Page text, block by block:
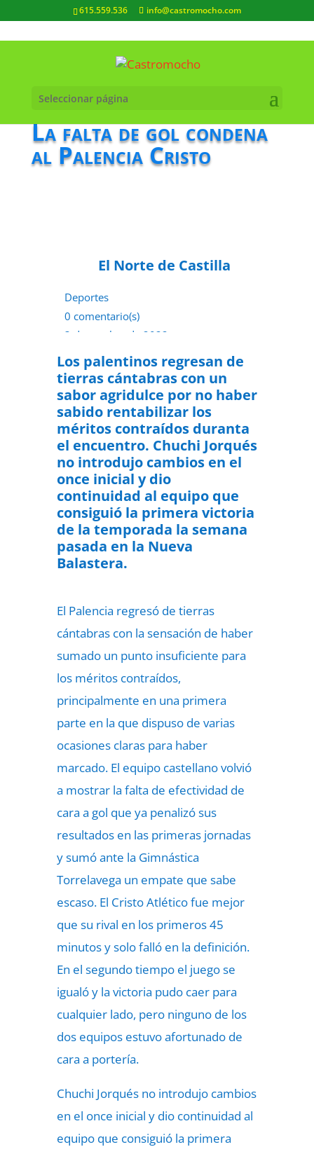
615.559.536 info@castromocho.com
Seleccionar página
La falta de gol condena
al Palencia Cristo
El Norte de Castilla
Deportes
0 comentario(s)
3 de octubre de 2022
Los palentinos regresan de
tierras cántabras con un
sabor agridulce por no haber
sabido rentabilizar los
méritos contraídos duranta
el encuentro. Chuchi Jorqués
no introdujo cambios en el
once inicial y dio
continuidad al equipo que
consiguió la primera victoria
de la temporada la semana
pasada en la Nueva
Balastera.
El Palencia regresó de tierras
cántabras con la sensación de haber
sumado un punto insuficiente para
los méritos contraídos,
principalmente en una primera
parte en la que dispuso de varias
ocasiones claras para haber
marcado. El equipo castellano volvió
a mostrar la falta de efectividad de
cara a gol que ya penalizó sus
resultados en las primeras jornadas
y sumó ante la Gimnástica
Torrelavega un empate que sabe
escaso. El Cristo Atlético fue mejor
que su rival en los primeros 45
minutos y solo falló en la definición.
En el segundo tiempo el juego se
igualó y la victoria pudo caer para
cualquier lado, pero ninguno de los
dos equipos estuvo afortunado de
cara a portería.
Chuchi Jorqués no introdujo cambios
en el once inicial y dio continuidad al
equipo que consiguió la primera